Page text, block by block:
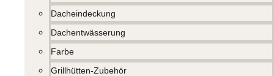
Dacheindeckung
Dachentwässerung
Farbe
Grillhütten-Zubehör